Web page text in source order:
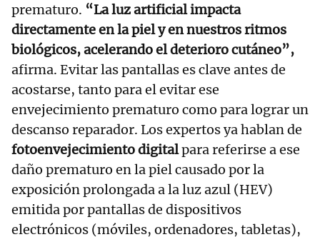
prematuro. “La luz artificial impacta
directamente en la piel y en nuestros ritmos
biológicos, acelerando el deterioro cutáneo”,
afirma. Evitar las pantallas es clave antes de
acostarse, tanto para el evitar ese
envejecimiento prematuro como para lograr un
descanso reparador. Los expertos ya hablan de
fotoenvejecimiento digitalpara referirse a ese
daño prematuro en la piel causado por la
exposición prolongada a la luz azul (HEV)
emitida por pantallas de dispositivos
electrónicos (móviles, ordenadores, tabletas),